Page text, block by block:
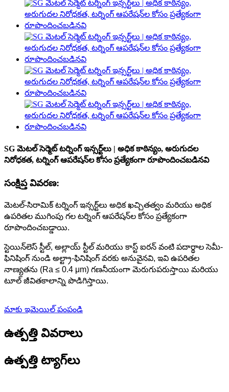
SG మెటల్ సెర్మెట్ టర్నింగ్ ఇన్సర్ట్‌లు | అధిక కాఠిన్యం, అరుగుదల
నిరోధకత, టర్నింగ్ ఆపరేషన్‌ల కోసం ప్రత్యేకంగా రూపొందించబడినవి
సంక్షిప్త వివరణ:
మెటల్-సిరామిక్ టర్నింగ్ ఇన్సర్ట్‌లు అధిక ఖచ్చితత్వం మరియు అధిక
ఉపరితల ముగింపు గల టర్నింగ్ ఆపరేషన్‌ల కోసం ప్రత్యేకంగా
రూపొందించబడ్డాయి.
స్టెయిన్‌లెస్ స్టీల్, అల్లాయ్ స్టీల్ మరియు కాస్ట్ ఐరన్ వంటి పదార్థాల సెమీ-
ఫినిషింగ్ నుండి అల్ట్రా-ఫినిషింగ్ వరకు అనువైనవి, ఇవి ఉపరితల
నాణ్యతను (Ra ≤ 0.4 μm) గణనీయంగా మెరుగుపరుస్తాయి మరియు
టూల్ జీవితకాలాన్ని పొడిగిస్తాయి.
మాకు ఇమెయిల్ పంపండి
ఉత్పత్తి వివరాలు
ఉత్పత్తి ట్యాగ్‌లు